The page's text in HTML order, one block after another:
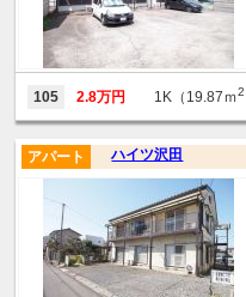
105 2.8万円 1K（19.87ｍ2
ハイツ沢田
アパート